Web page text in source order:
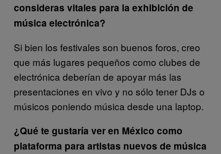
consideras vitales para la exhibición de
música electrónica?
Si bien los festivales son buenos foros, creo
que más lugares pequeños como clubes de
electrónica deberían de apoyar más las
presentaciones en vivo y no sólo tener DJs o
músicos poniendo música desde una laptop.
¿Qué te gustaría ver en México como
plataforma para artistas nuevos de música